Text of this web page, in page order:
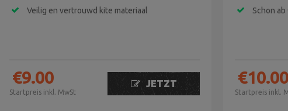
Veilig en vertrouwd kite materiaal
€9.00
Startpreis inkl. MwSt
JETZT
Schon ab
€10.00
Startpreis inkl.